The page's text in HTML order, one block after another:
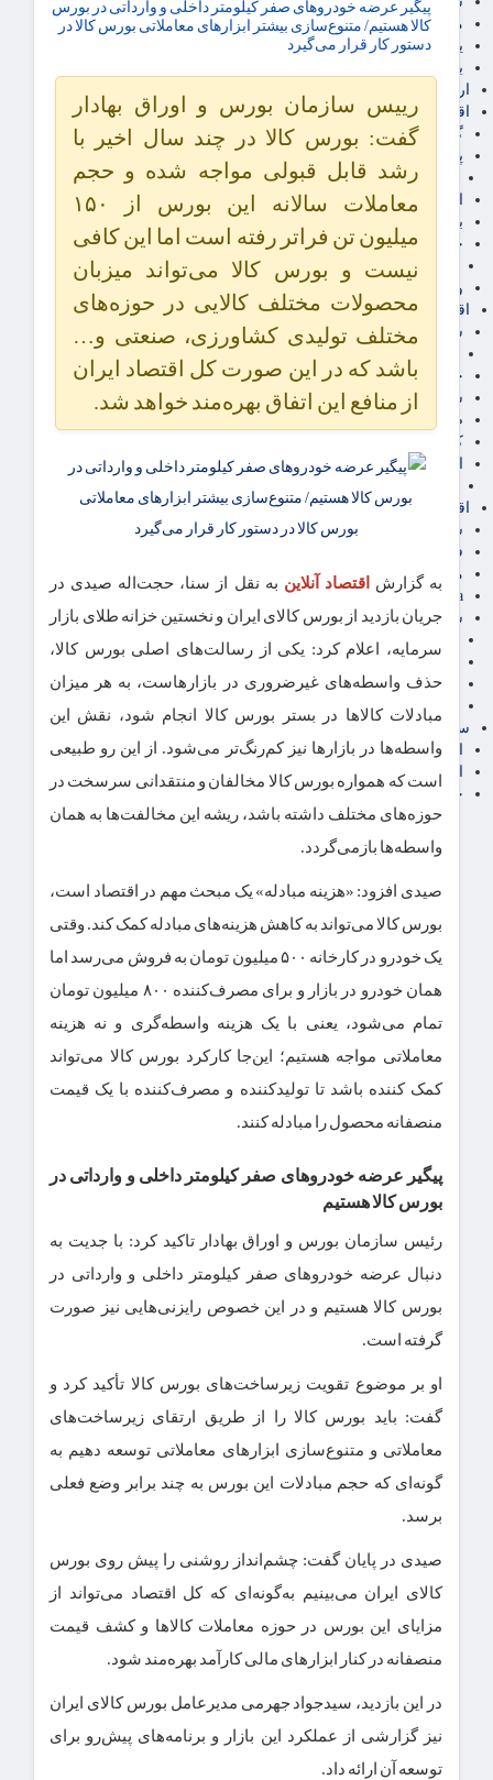
مالیات
یارانه و معیشت مردم
برق، آب و انرژی
ارز دیجیتال
اقتصاد اجتماعی
گردشگری
پزشکی، سلامت و زیبایی
ایران مدلب
بازنشستگان
حقوق و قضایی
دفتر وکیل
ورزشی
اقتصاد شهری و روستایی
شهر و مسکن و عمران
حمل و نقل
شهرک های صنعتی
صنایع غذایی
کشاورزی و دامداری
اخبار استان ها
اقتصاد بین الملل
سیاسی
فارکس
مناطق آزاد تجاری
24intermedia
سایر اخبار اقتصادی
عمومی و سرگرمی
فناوری
آگهی رسمی و مزایده
آکادمی آموزش اقتصادی
سایر رسانه ها
اقتصاد فارسی
اقتصاد آفرین
خرید انواع دیزل ژنراتور
پیگیر عرضه خودروهای صفر کیلومتر داخلی و وارداتی در بورس
کالا هستیم/ متنوع‌سازی بیشتر ابزارهای معاملاتی بورس کالا در
دستور کار قرار می‌گیرد
رییس سازمان بورس و اوراق بهادار
گفت: بورس کالا در چند سال اخیر با
رشد قابل قبولی مواجه شده و حجم
معاملات سالانه این بورس از ۱۵۰
میلیون تن فراتر رفته است اما این کافی
نیست و بورس کالا می‌تواند میزبان
محصولات مختلف کالایی در حوزه‌های
مختلف تولیدی کشاورزی، صنعتی و…
باشد که در این صورت کل اقتصاد ایران
از منافع این اتفاق بهره‌مند خواهد شد.
به گزارش اقتصاد آنلاین به نقل از سنا، حجت‌اله صیدی در
جریان بازدید از بورس کالای ایران و نخستین خزانه طلای بازار
سرمایه، اعلام کرد: یکی از رسالت‌های اصلی بورس کالا،
حذف واسطه‌های غیرضروری در بازارهاست، به هر میزان
مبادلات کالاها در بستر بورس کالا انجام شود، نقش این
واسطه‌ها در بازارها نیز کم‌رنگ‌تر می‌شود. از این رو طبیعی
است که همواره بورس کالا مخالفان و منتقدانی سرسخت در
حوزه‌های مختلف داشته باشد، ریشه این مخالفت‌ها به همان
واسطه‌ها بازمی‌گردد.
صیدی افزود: «هزینه مبادله» یک مبحث مهم در اقتصاد است،
بورس کالا می‌تواند به کاهش هزینه‌های مبادله کمک کند. وقتی
یک خودرو در کارخانه ۵۰۰ میلیون تومان به فروش می‌رسد اما
همان خودرو در بازار و برای مصرف‌کننده ۸۰۰ میلیون تومان
تمام می‌شود، یعنی با یک هزینه واسطه‌گری و نه هزینه
معاملاتی مواجه هستیم؛ این‌جا کارکرد بورس کالا می‌تواند
کمک کننده باشد تا تولیدکننده و مصرف‌کننده با یک قیمت
منصفانه محصول را مبادله کنند.
پیگیر عرضه خودروهای صفر کیلومتر داخلی و وارداتی در
بورس کالا هستیم
رئیس سازمان بورس و اوراق بهادار تاکید کرد: با جدیت به
دنبال عرضه خودروهای صفر کیلومتر داخلی و وارداتی در
بورس کالا هستیم و در این خصوص رایزنی‌هایی نیز صورت
گرفته است.
او بر موضوع تقویت زیرساخت‌های بورس کالا تأکید کرد و
گفت: باید بورس کالا را از طریق ارتقای زیرساخت‌های
معاملاتی و متنوع‌سازی ابزارهای معاملاتی توسعه دهیم به
گونه‌ای که حجم مبادلات این بورس به چند برابر وضع فعلی
برسد.
صیدی در پایان گفت: چشم‌انداز روشنی را پیش روی بورس
کالای ایران می‌بینیم به‌گونه‌ای که کل اقتصاد می‌تواند از
مزایای این بورس در حوزه معاملات کالاها و کشف قیمت
منصفانه در کنار ابزارهای مالی کارآمد بهره‌مند شود.
در این بازدید، سیدجواد جهرمی مدیرعامل بورس کالای ایران
نیز گزارشی از عملکرد این بازار و برنامه‌های پیش‌رو برای
توسعه آن ارائه داد.